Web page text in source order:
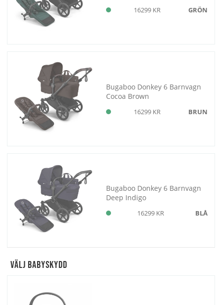
16299 KR GRÖN
Bugaboo Donkey 6 Barnvagn
Cocoa Brown
16299 KR BRUN
Bugaboo Donkey 6 Barnvagn
Deep Indigo
16299 KR BLÅ
Välj Babyskydd